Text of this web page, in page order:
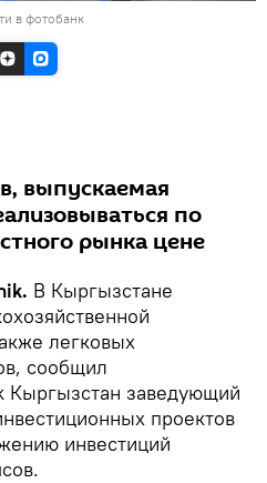
в фотобанк
выпускаемая
по
рынка цене
В Кыргызстане
легковых
сообщил
Кыргызстан заведующий
проектов
инвестиций